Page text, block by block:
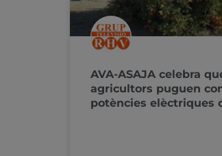
AVA-ASAJA celebra
agricultors puguen
potències elèctriques